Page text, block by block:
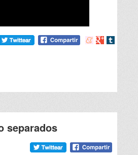
Compartir
Compartir
Compartir
separados